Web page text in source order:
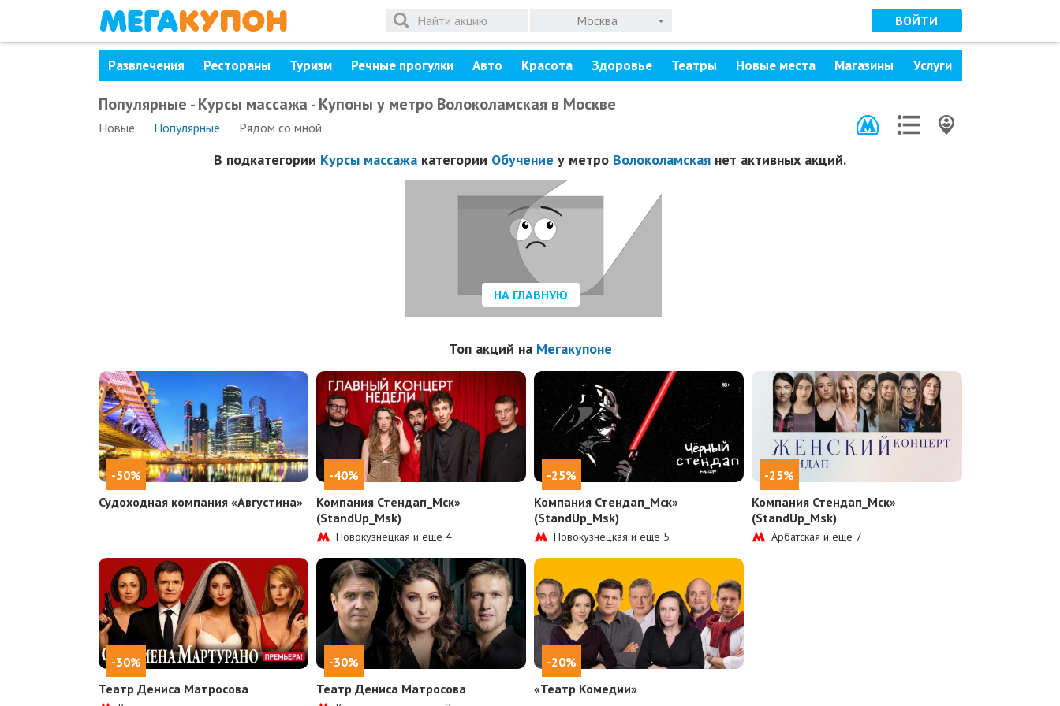
Москва ВОЙТИ
Развлечения Рестораны Туризм Речные прогулки Авто Красота Здоровье Театры Новые места Магазины Услуги
Популярные - Курсы массажа - Купоны у метро Волоколамская в Москве
Новые Популярные Рядом со мной
В подкатегории Курсы массажа категории Обучение у метро Волоколамская нет активных акций.
НА ГЛАВНУЮ
Топ акций на Мегакупоне
-50%
Судоходная компания «Августина»
-40%
Компания Стендап_Мск»
(StandUp_Msk)
Новокузнецкая и еще 4
-25%
Компания Стендап_Мск»
(StandUp_Msk)
Новокузнецкая и еще 5
-25%
Компания Стендап_Мск»
(StandUp_Msk)
Арбатская и еще 7
-30%
Театр Дениса Матросова
-30%
Театр Дениса Матросова
-20%
«Театр Комедии»